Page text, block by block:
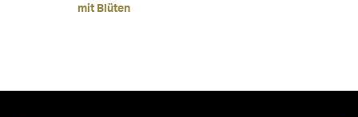
mit Blüten